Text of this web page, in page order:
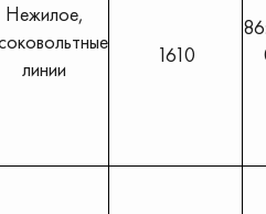
Нежилое,
линии
1610